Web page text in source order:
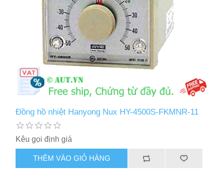
Đồng hồ nhiệt Hanyong Nux HY-4500S-FKMNR-11
Kêu gọi định giá
THÊM VÀO GIỎ HÀNG